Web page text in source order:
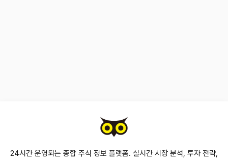
24시간 운영되는 종합 주식 정보 플랫폼. 실시간 시장 분석, 투자 전략,